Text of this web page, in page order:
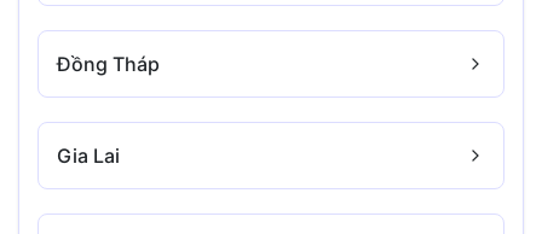
Đồng Tháp
Gia Lai